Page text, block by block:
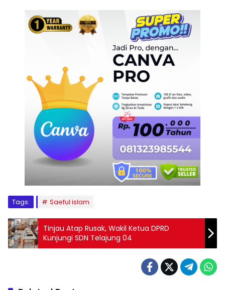
Tags: Saeful islam
Tinjau Atap Rusak, Wakil Ketua DPRD
Kunjungi SDN Telajung 04